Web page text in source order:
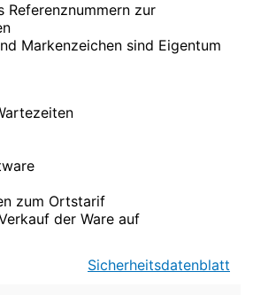
Referenznummern zur
Markenzeichen sind Eigentum
zum Ortstarif
der Ware auf
Sicherheitsdatenblatt